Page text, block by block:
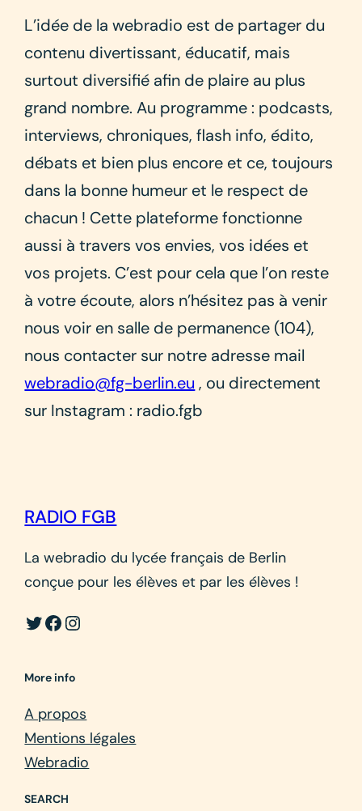
L’idée de la webradio est de partager du
contenu divertissant, éducatif, mais
surtout diversifié afin de plaire au plus
grand nombre. Au programme : podcasts,
interviews, chroniques, flash info, édito,
débats et bien plus encore et ce, toujours
dans la bonne humeur et le respect de
chacun ! Cette plateforme fonctionne
aussi à travers vos envies, vos idées et
vos projets. C’est pour cela que l’on reste
à votre écoute, alors n’hésitez pas à venir
nous voir en salle de permanence (104),
nous contacter sur notre adresse mail
webradio@fg-berlin.eu , ou directement
sur Instagram : radio.fgb
RADIO FGB
La webradio du lycée français de Berlin
conçue pour les élèves et par les élèves !
Twitter Facebook Instagram
More info
A propos
Mentions légales
Webradio
SEARCH